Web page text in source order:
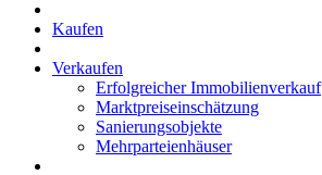
Kaufen
Verkaufen
Erfolgreicher Immobilienverkauf
Marktpreiseinschätzung
Sanierungsobjekte
Mehrparteienhäuser